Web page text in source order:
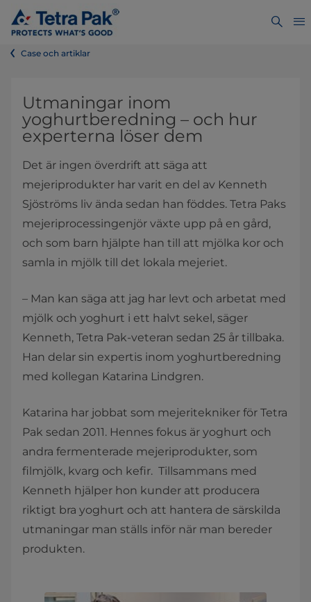
Case och artiklar
Utmaningar inom
yoghurtberedning – och hur
experterna löser dem
Det är ingen överdrift att säga att
mejeriprodukter har varit en del av Kenneth
Sjöströms liv ända sedan han föddes. Tetra Paks
mejeriprocessingenjör växte upp på en gård,
och som barn hjälpte han till att mjölka kor och
samla in mjölk till det lokala mejeriet.
– Man kan säga att jag har levt och arbetat med
mjölk och yoghurt i ett halvt sekel, säger
Kenneth, Tetra Pak-veteran sedan 25 år tillbaka.
Han delar sin expertis inom yoghurtberedning
med kollegan Katarina Lindgren.
Katarina har jobbat som mejeritekniker för Tetra
Pak sedan 2011. Hennes fokus är yoghurt och
andra fermenterade mejeriprodukter, som
filmjölk, kvarg och kefir. Tillsammans med
Kenneth hjälper hon kunder att producera
riktigt bra yoghurt och att hantera de särskilda
utmaningar man ställs inför när man bereder
produkten.